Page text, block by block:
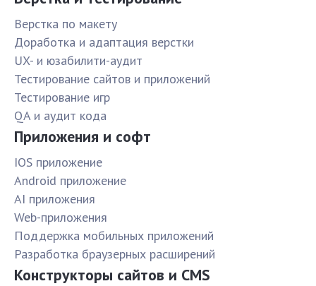
Верстка по макету
Доработка и адаптация верстки
UX- и юзабилити-аудит
Тестирование сайтов и приложений
Тестирование игр
QA и аудит кода
Приложения и софт
IOS приложение
Android приложение
AI приложения
Web-приложения
Поддержка мобильных приложений
Разработка браузерных расширений
Конструкторы сайтов и CMS